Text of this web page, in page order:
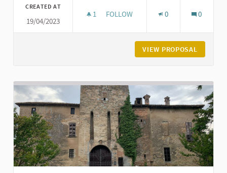
CREATED AT
19/04/2023
1 1 FOLLOWER
FOLLOW 0 0
VIEW PROPOSAL